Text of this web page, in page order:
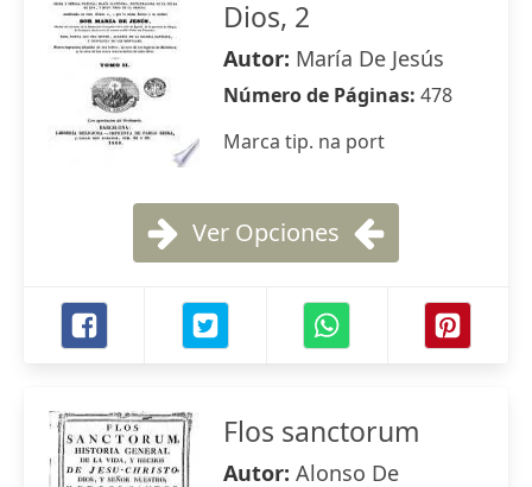
Dios, 2
Autor: María De Jesús
Número de Páginas: 478
Marca tip. na port
Ver Opciones
Flos sanctorum
Autor: Alonso De